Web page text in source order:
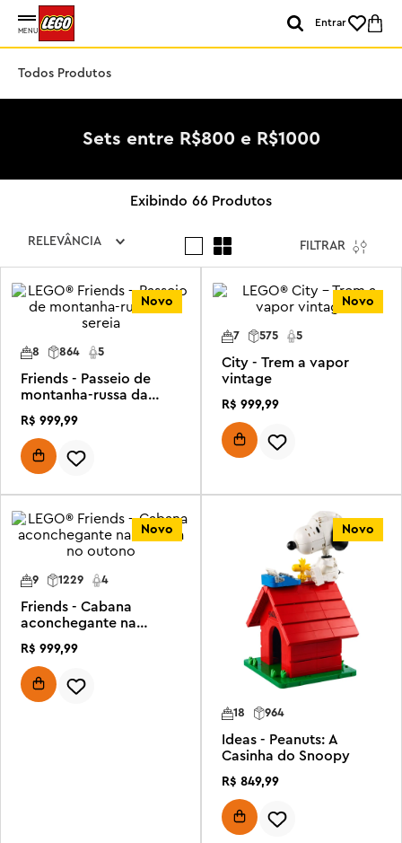
MENU
Entrar
Todos Produtos
Sets entre R$800 e R$1000
66 Produtos
RELEVÂNCIA FILTRAR
Novo
8 5
864
Friends - Passeio de
montanha-russa da
R$ 999,99
Novo
575 5
7
City - Trem a vapor
vintage
R$ 999,99
Novo
4
1229
9
Friends - Cabana
aconchegante na
R$ 999,99
Novo
964
18
Ideas - Peanuts: A
Casinha do Snoopy
R$ 849,99